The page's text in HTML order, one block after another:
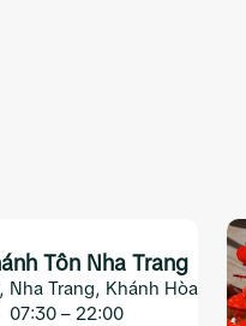
Tôn Nha Trang
Nha Trang, Khánh Hòa
07:30 – 22:00